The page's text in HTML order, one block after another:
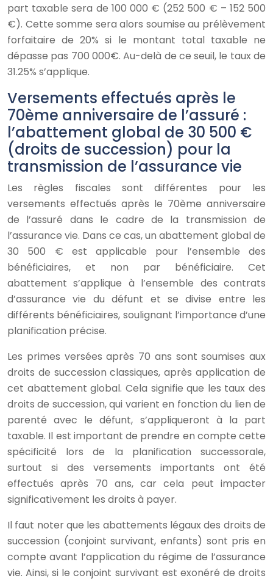
part taxable sera de 100 000 € (252 500 € – 152 500
€). Cette somme sera alors soumise au prélèvement
forfaitaire de 20% si le montant total taxable ne
dépasse pas 700 000€. Au-delà de ce seuil, le taux de
31.25% s’applique.
Versements effectués après le
70ème anniversaire de l’assuré :
l’abattement global de 30 500 €
(droits de succession) pour la
transmission de l’assurance vie
Les règles fiscales sont différentes pour les
versements effectués après le 70ème anniversaire
de l’assuré dans le cadre de la transmission de
l’assurance vie. Dans ce cas, un abattement global de
30 500 € est applicable pour l’ensemble des
bénéficiaires, et non par bénéficiaire. Cet
abattement s’applique à l’ensemble des contrats
d’assurance vie du défunt et se divise entre les
différents bénéficiaires, soulignant l’importance d’une
planification précise.
Les primes versées après 70 ans sont soumises aux
droits de succession classiques, après application de
cet abattement global. Cela signifie que les taux des
droits de succession, qui varient en fonction du lien de
parenté avec le défunt, s’appliqueront à la part
taxable. Il est important de prendre en compte cette
spécificité lors de la planification successorale,
surtout si des versements importants ont été
effectués après 70 ans, car cela peut impacter
significativement les droits à payer.
Il faut noter que les abattements légaux des droits de
succession (conjoint survivant, enfants) sont pris en
compte avant l’application du régime de l’assurance
vie. Ainsi, si le conjoint survivant est exonéré de droits